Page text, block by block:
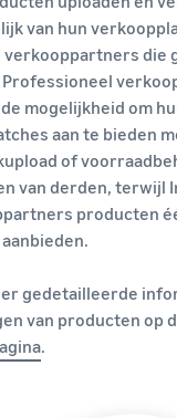
van hun
verkooppartners die
Professioneel
mogelijkheid om
aan te bieden
of
van derden, terwijl
producten
gedetailleerde
van producten op
.